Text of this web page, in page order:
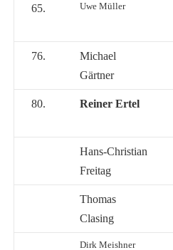
65. Uwe Müller
76.
Michael
Gärtner
80. Reiner Ertel
Hans-Christian
Freitag
Thomas
Clasing
Dirk Meishner